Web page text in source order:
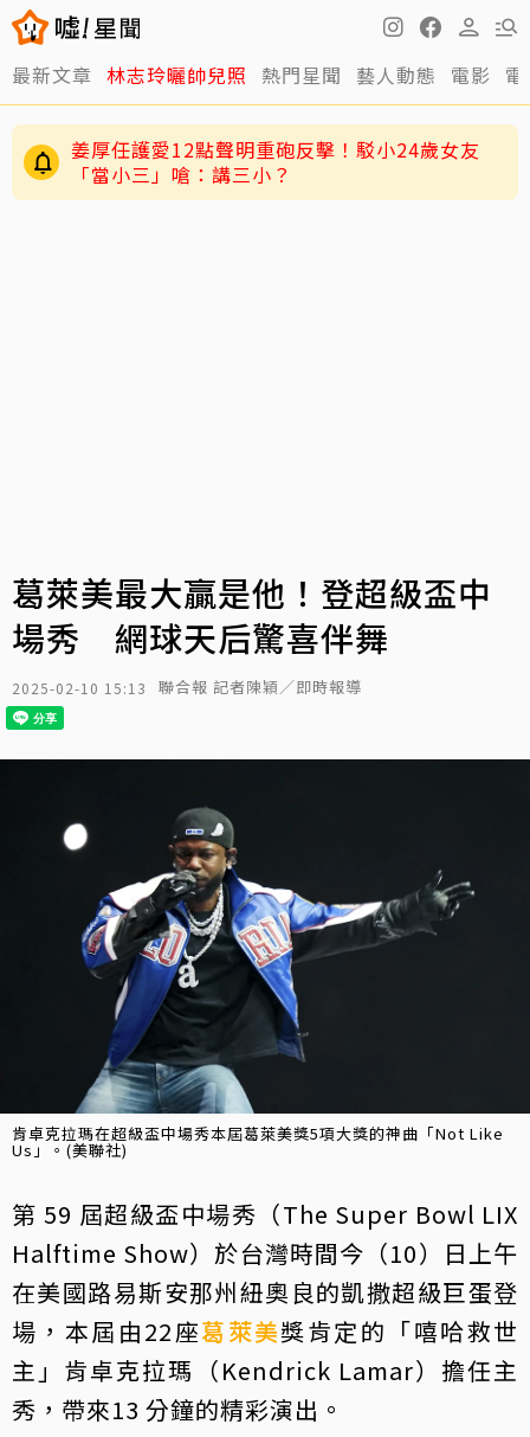
最新文章 林志玲曬帥兒照 熱門星聞 藝人動態 電影
姜厚任護愛12點聲明重砲反擊！駁小24歲女友
「當小三」嗆：講三小？
葛萊美最大贏是他！登超級盃中
場秀 網球天后驚喜伴舞
2025-02-10 15:13 聯合報 記者陳穎／即時報導
肯卓克拉瑪在超級盃中場秀本屆葛萊美獎5項大獎的神曲「Not Like
Us」。(美聯社)
第 59 屆超級盃中場秀（The Super Bowl LIX
Halftime Show）於台灣時間今（10）日上午
在美國路易斯安那州紐奧良的凱撒超級巨蛋登
場，本屆由22座葛萊美獎肯定的「嘻哈救世
主」肯卓克拉瑪（Kendrick Lamar）擔任主
秀，帶來13 分鐘的精彩演出。